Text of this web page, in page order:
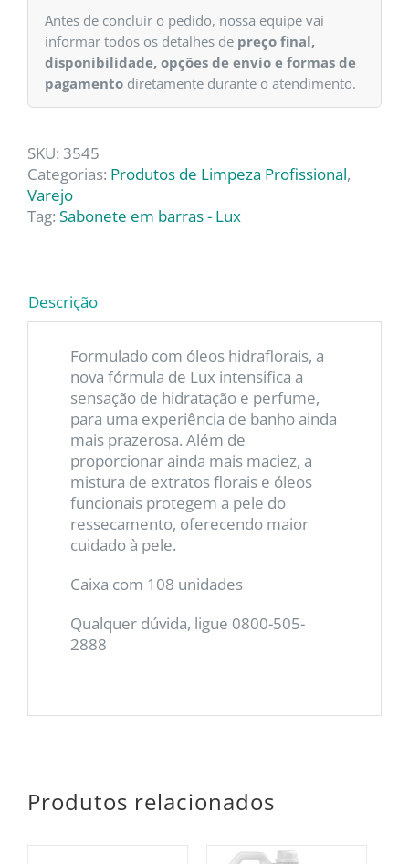
Antes de concluir o pedido, nossa equipe vai
informar todos os detalhes de preço final,
disponibilidade, opções de envio e formas de
pagamento diretamente durante o atendimento.
SKU: 3545
Categorias: Produtos de Limpeza Profissional,
Varejo
Tag: Sabonete em barras - Lux
Descrição
Formulado com óleos hidraflorais, a
nova fórmula de Lux intensifica a
sensação de hidratação e perfume,
para uma experiência de banho ainda
mais prazerosa. Além de
proporcionar ainda mais maciez, a
mistura de extratos florais e óleos
funcionais protegem a pele do
ressecamento, oferecendo maior
cuidado à pele.
Caixa com 108 unidades
Qualquer dúvida, ligue 0800-505-
2888
Produtos relacionados